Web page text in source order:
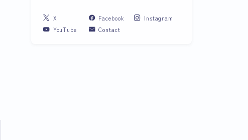
X Facebook
Instagram
YouTube
Contact